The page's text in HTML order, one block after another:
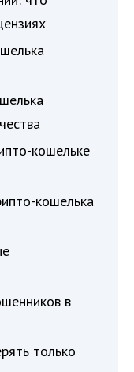
кошельке
кошелька
в
только